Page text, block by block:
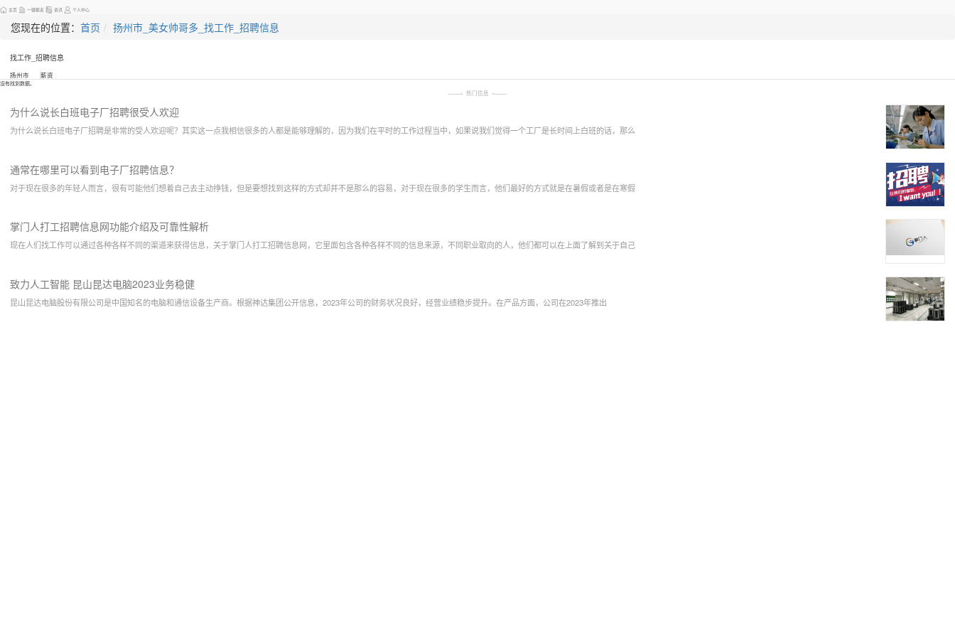
主页 一键报名 资讯 个人中心
您现在的位置： 首页 扬州市_美女帅哥多_找工作_招聘信息
找工作_招聘信息
扬州市 薪资
没有找到数据。
热门信息
为什么说长白班电子厂招聘很受人欢迎
为什么说长白班电子厂招聘是非常的受人欢迎呢？其实这一点我相信很多的人都是能够理解的，因为我们在平时的工作过程当中，如果说我们觉得一个工厂是长时间上白班的话，那么
通常在哪里可以看到电子厂招聘信息？
对于现在很多的年轻人而言，很有可能他们想着自己去主动挣钱，但是要想找到这样的方式却并不是那么的容易，对于现在很多的学生而言，他们最好的方式就是在暑假或者是在寒假
掌门人打工招聘信息网功能介绍及可靠性解析
现在人们找工作可以通过各种各样不同的渠道来获得信息，关于掌门人打工招聘信息网，它里面包含各种各样不同的信息来源，不同职业取向的人，他们都可以在上面了解到关于自己
致力人工智能 昆山昆达电脑2023业务稳健
昆山昆达电脑股份有限公司是中国知名的电脑和通信设备生产商。根据神达集团公开信息，2023年公司的财务状况良好，经营业绩稳步提升。在产品方面，公司在2023年推出